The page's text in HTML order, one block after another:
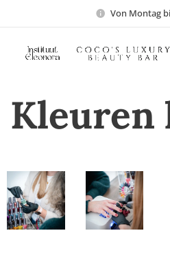
Von Montag
Kleuren